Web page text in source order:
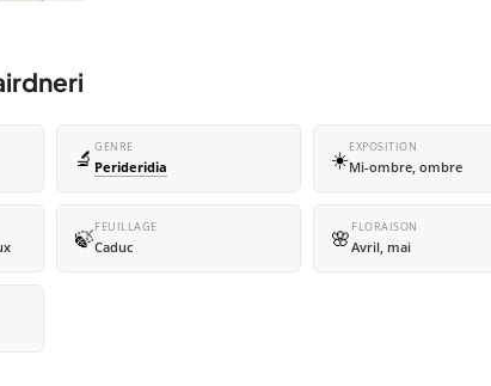
🔬 GENRE
Perideridia ☀️EXPOSITION
Mi-ombre, ombre
🍃FEUILLAGE
Caduc 🌸 FLORAISON
Avril, mai